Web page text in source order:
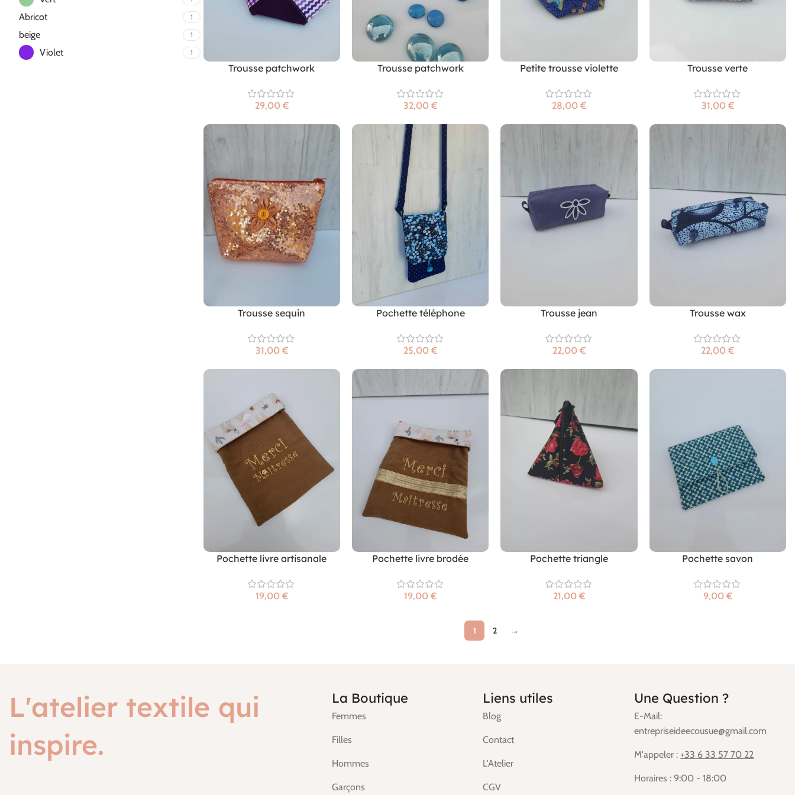
Abricot 1
beige 1
Violet 1
Trousse patchwork
€
Trousse patchwork
€
Petite trousse violette
€
Trousse verte
€
Trousse sequin
€
Pochette téléphone
€
Trousse jean
€
Trousse wax
€
Pochette livre artisanale
€
Pochette livre brodée
€
Pochette triangle
€
Pochette savon
€
1 2 →
L'atelier textile qui
inspire.
La Boutique
Femmes
Filles
Hommes
Garçons
Liens utiles
Blog
Contact
L'Atelier
CGV
Une Question ?
E-Mail:
entrepriseideecousue@gmail.com
M'appeler :+33 6 33 57 70 22
Horaires : 9:00 - 18:00